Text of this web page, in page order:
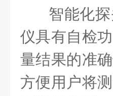
智能化
仪具有自检
量结果的准
方便用户将